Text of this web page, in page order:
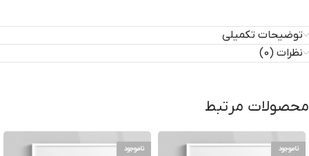
توضیحات تکمیلی
نظرات (0)
محصولات مرتبط
ناموجود ناموجود